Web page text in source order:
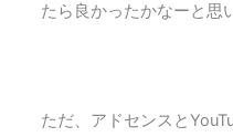
たら良かったかなーと思
ただ、アドセンスと